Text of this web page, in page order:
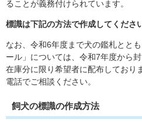
ることが義務付けられています。
標識は下記の方法で作成してください
なお、令和6年度まで犬の鑑札とと
ール」については、令和7年度から
在庫分に限り希望者に配布しており
電話でご相談ください。​
飼犬の標識の作成方法